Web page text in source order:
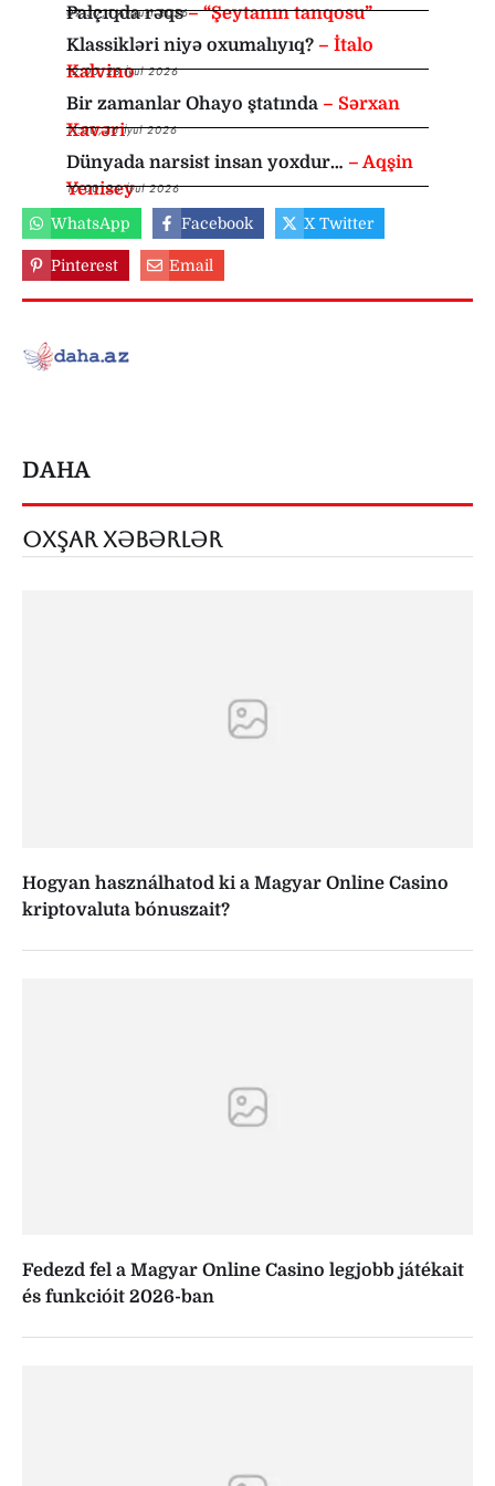
Palçıqda rəqs– “Şeytanın tanqosu”
09:30,1 Avqust 2026
Klassikləri niyə oxumalıyıq? – İtalo
Kalvino
12:00,28 İyul 2026
Bir zamanlar Ohayo ştatında – Sərxan
Xavəri
11:00,26 İyul 2026
Dünyada narsist insan yoxdur… – Aqşin
Yenisey
10:00,26 İyul 2026
WhatsApp Facebook X Twitter
Pinterest Email
DAHA
OXŞAR XƏBƏRLƏR
Hogyan használhatod ki a Magyar Online Casino
kriptovaluta bónuszait?
Fedezd fel a Magyar Online Casino legjobb játékait
és funkcióit 2026-ban